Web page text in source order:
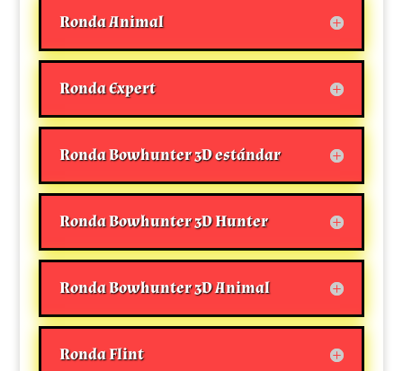
Ronda Animal
Ronda Expert
Ronda Bowhunter 3D estándar
Ronda Bowhunter 3D Hunter
Ronda Bowhunter 3D Animal
Ronda Flint